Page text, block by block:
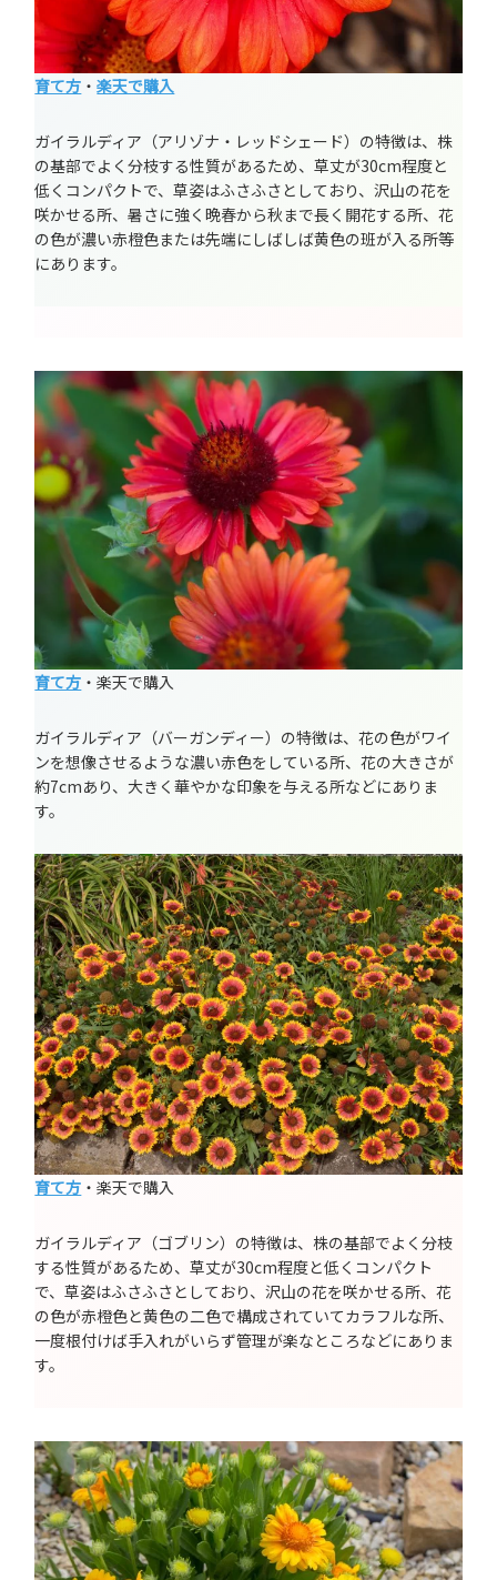
育て方 ・楽天で購入
ガイラルディア（アリゾナ・レッドシェード）の特徴は、株
の基部でよく分枝する性質があるため、草丈が30cm程度と
低くコンパクトで、草姿はふさふさとしており、沢山の花を
咲かせる所、暑さに強く晩春から秋まで長く開花する所、花
の色が濃い赤橙色または先端にしばしば黄色の班が入る所等
にあります。
育て方 ・楽天で購入
ガイラルディア（バーガンディー）の特徴は、花の色がワイ
ンを想像させるような濃い赤色をしている所、花の大きさが
約7cmあり、大きく華やかな印象を与える所などにありま
す。
育て方 ・楽天で購入
ガイラルディア（ゴブリン）の特徴は、株の基部でよく分枝
する性質があるため、草丈が30cm程度と低くコンパクト
で、草姿はふさふさとしており、沢山の花を咲かせる所、花
の色が赤橙色と黄色の二色で構成されていてカラフルな所、
一度根付けば手入れがいらず管理が楽なところなどにありま
す。